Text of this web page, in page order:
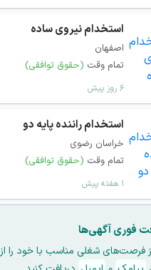
استخدام نیروی ساده
اصفهان
تمام وقت (حقوق توافقی)
۶ روز پیش
استخدام راننده پایه دو
خراسان رضوی
تمام وقت (حقوق توافقی)
۱ هفته پیش
فوری آگهی‌ها
فرصت‌های شغلی مناسب با خود را از